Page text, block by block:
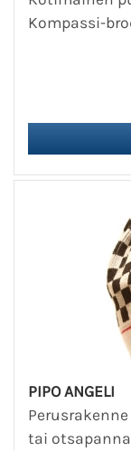
Kompassi-
PIPO ANGELI
tai